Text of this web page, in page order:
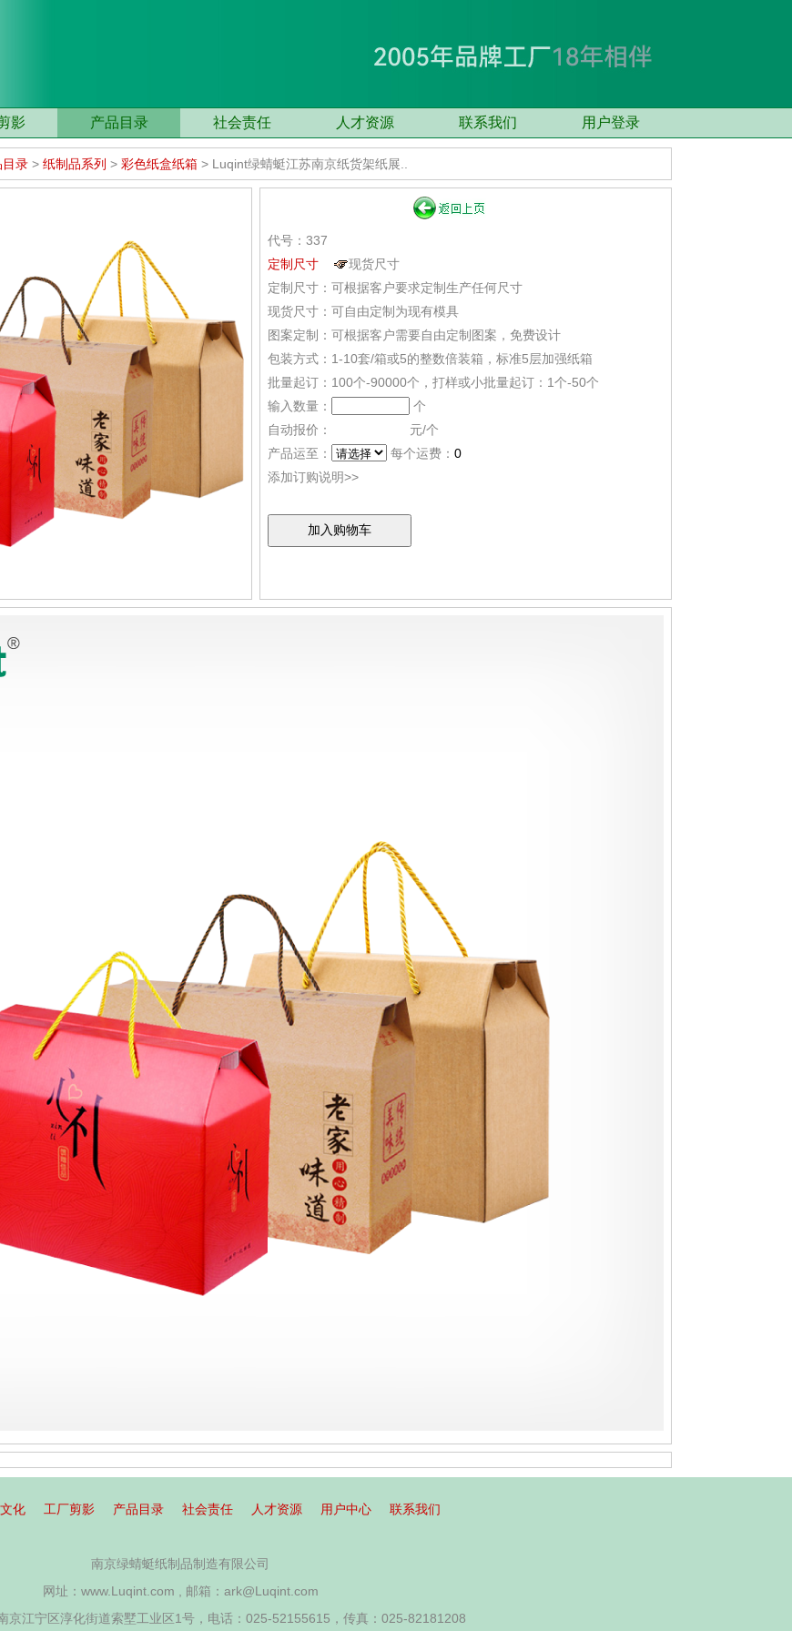
影 产品目录 社会责任 人才资源 联系我们 用户登录
目录 > 纸制品系列 > 彩色纸盒纸箱 > Luqint绿蜻蜓江苏南京纸货架纸展..
代号：337
定制尺寸
现货尺寸
定制尺寸：可根据客户要求定制生产任何尺寸
现货尺寸：可自由定制为现有模具
图案定制：可根据客户需要自由定制图案，免费设计
包装方式：1-10套/箱或5的整数倍装箱，标准5层加强纸箱
批量起订：100个-90000个，打样或小批量起订：1个-50个
输入数量：
个
自动报价：
元/个
产品运至：
每个运费：
添加订购说明>>
化 工厂剪影 产品目录 社会责任 人才资源 用户中心 联系我们
南京绿蜻蜓纸制品制造有限公司
网址：www.Luqint.com , 邮箱：ark@Luqint.com
京江宁区淳化街道索墅工业区1号，电话：025-52155615，传真：025-82181208